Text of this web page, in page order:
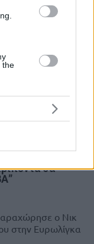
the
Φενέρ του
της Ευρωλίγκα με
εκκίνηση της
θα
ο Νικ
στην Ευρωλίγκα